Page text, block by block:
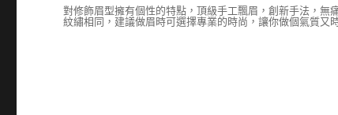
對修飾眉型擁有個性的特點，頂級手工飄眉，創新手法，
紋繡相同，建議做眉時可選擇專業的時尚，讓你做個氣質又